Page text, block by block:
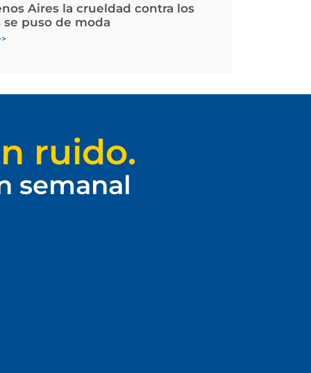
Aires la crueldad contra los
se puso de moda
ruido.
semanal